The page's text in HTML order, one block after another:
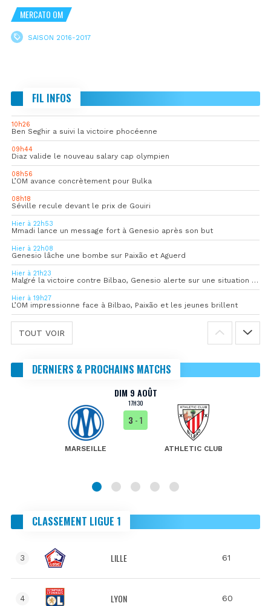
MERCATO OM
SAISON 2016-2017
FIL INFOS
10h26
Ben Seghir a suivi la victoire phocéenne
09h44
Diaz valide le nouveau salary cap olympien
08h56
L’OM avance concrètement pour Bulka
08h18
Séville recule devant le prix de Gouiri
Hier à 22h53
Mmadi lance un message fort à Genesio après son but
Hier à 22h08
Genesio lâche une bombe sur Paixão et Aguerd
Hier à 21h23
Malgré la victoire contre Bilbao, Genesio alerte sur une situation « pas idéale »
Hier à 19h27
L’OM impressionne face à Bilbao, Paixão et les jeunes brillent
TOUT VOIR
DERNIERS & PROCHAINS MATCHS
DIM 9 AOÛT
17H30
MARSEILLE
3 - 1
ATHLETIC CLUB
CLASSEMENT LIGUE 1
3 LILLE 61
4 LYON 60